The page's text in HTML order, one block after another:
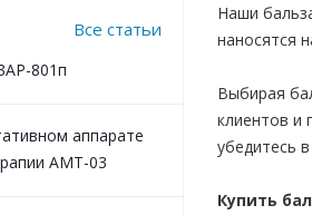
Наши
наносятся
Выбирая
клиентов и
убедитесь
Купить
Все статьи
801п
аппарате
АМТ-03